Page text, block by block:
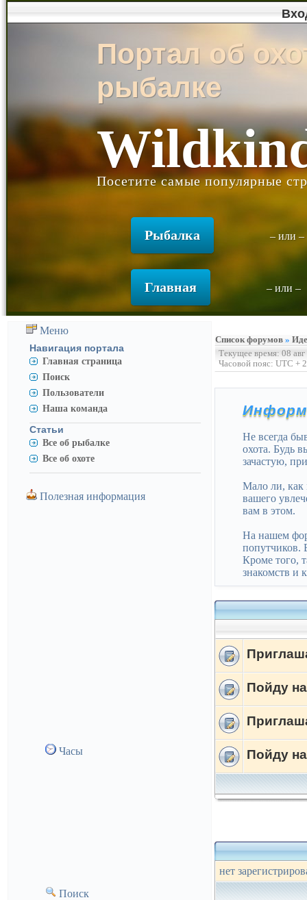
Портал об
рыбалке
Посетите самые популярные
Рыбалка – или
Главная – или –
Меню
Навигация портала
Главная страница
Поиск
Пользователи
Наша команда
Статьи
Все об рыбалке
Все об охоте
Полезная информация
Часы
Поиск
Список форумов »
Текущее время: 08
Часовой пояс: UTC +
Не всегда
охота. Будь
зачастую,
Мало ли, как
вашего
вам в этом.
На нашем
попутчиков.
Кроме того,
знакомств и
Пойду
Пойду
нет